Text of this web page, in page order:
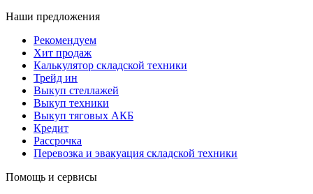
Наши предложения
Рекомендуем
Хит продаж
Калькулятор складской техники
Трейд ин
Выкуп стеллажей
Выкуп техники
Выкуп тяговых АКБ
Кредит
Рассрочка
Перевозка и эвакуация складской техники
Помощь и сервисы